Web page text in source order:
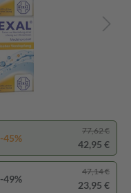
-45%
77,62 €
42,95 €
-49%
47,14 €
23,95 €